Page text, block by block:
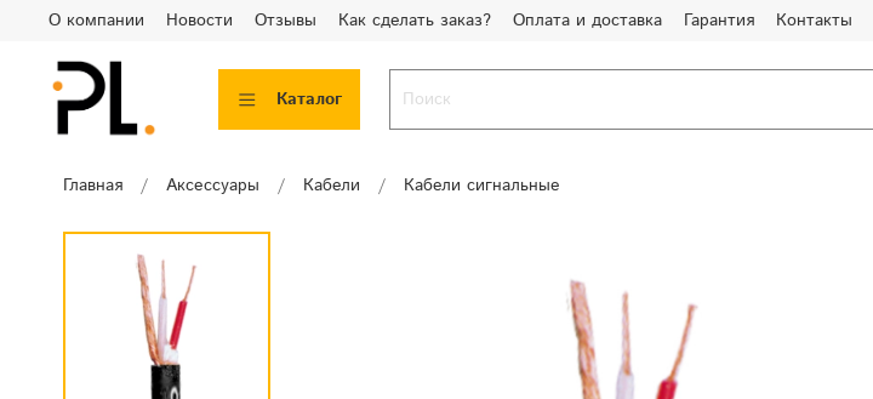
О компании Новости Отзывы Как сделать заказ? Оплата и доставка Гарантия Контакты
Каталог
Главная Аксессуары Кабели Кабели сигнальные